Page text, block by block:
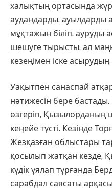
халықтың ортасында
аудандарды, ауылдарды
мұқтажын біліп, ауруды
шешуге ты­рысты, ал
кезеңімен іске асырудың
Уақытпен санаспай
нәтижесін бере
өзгеріп, Қызыл­орданың
кеңейе түсті. Кезінде
Жезқазған облыстары
қосылып жатқан кезде,
күдік ұялап тұрғанда
сарабдал сая­саты